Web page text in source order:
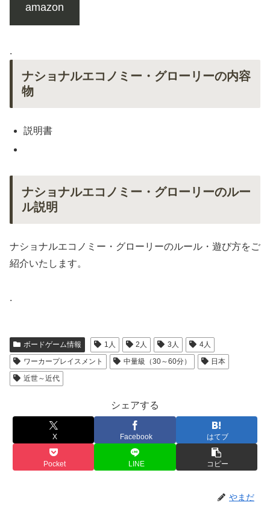
amazon
.
ナショナルエコノミー・グローリーの内容
物
説明書
ナショナルエコノミー・グローリーのルー
ル説明
ナショナルエコノミー・グローリーのルール・遊び方をご
紹介いたします。
.
ボードゲーム情報 1人 2人 3人
4人
ワーカープレイスメント
中量級（30～60分）
日本
近世～近代
シェアする
X Facebook はてブ
Pocket LINE コピー
やまだ